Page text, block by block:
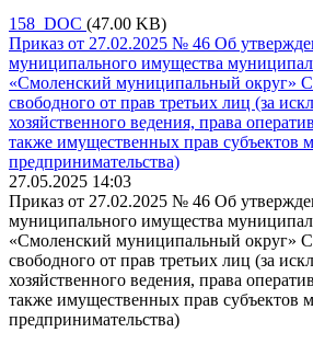
158 DOC (47.00 KB)
Приказ от 27.02.2025 № 46 Об
муниципального имущества
«Смоленский муниципальный округ»
свободного от прав третьих лиц (за
хозяйственного ведения, права
также имущественных прав субъектов
предпринимательства)
27.05.2025 14:03
Приказ от 27.02.2025 № 46 Об
муниципального имущества
«Смоленский муниципальный округ»
свободного от прав третьих лиц (за
хозяйственного ведения, права
также имущественных прав субъектов
предпринимательства)